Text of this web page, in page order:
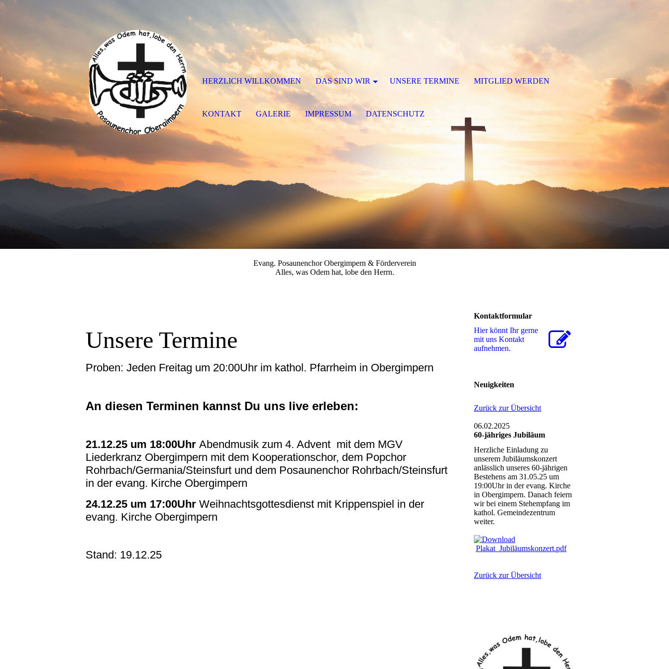
Evang. Posaunenchor Obergimpern & Förderverein
Alles, was Odem hat, lobe den Herrn.
Unsere Termine
Proben: Jeden Freitag um 20:00Uhr im kathol. Pfarrheim in Obergimpern
An diesen Terminen kannst Du uns live erleben:
21.12.25 um 18:00Uhr Abendmusik zum 4. Advent mit dem MGV
Liederkranz Obergimpern mit dem Kooperationschor, dem Popchor
Rohrbach/Germania/Steinsfurt und dem Posaunenchor Rohrbach/Steinsfurt
in der evang. Kirche Obergimpern
24.12.25 um 17:00Uhr Weihnachtsgottesdienst mit Krippenspiel in der
evang. Kirche Obergimpern
Stand: 19.12.25
Kontaktformular
Hier könnt Ihr gerne
mit uns Kontakt
aufnehmen.
Neuigkeiten
Zurück zur Übersicht
06.02.2025
60-jähriges Jubiläum
Herzliche Einladung zu
unserem Jubiläumskonzert
anlässlich unseres 60-jährigen
Bestehens am 31.05.25 um
19:00Uhr in der evang. Kirche
in Obergimpern. Danach feiern
wir bei einem Stehempfang im
kathol. Gemeindezentrum
weiter.
Plakat_Jubiläumskonzert.pdf
Zurück zur Übersicht
HERZLICH WILLKOMMEN DAS SIND WIR UNSERE TERMINE MITGLIED WERDEN
KONTAKT GALERIE IMPRESSUM DATENSCHUTZ